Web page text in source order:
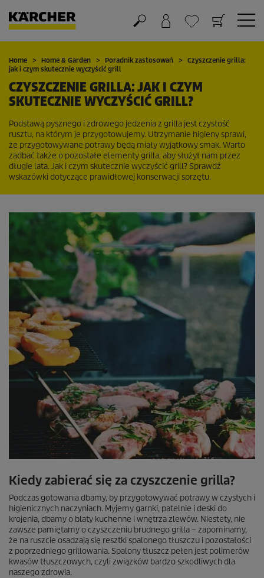
Koszyk
Lista życzeń
Home Home & Garden Poradnik zastosowań
Czyszczenie grilla:
jak i czym skutecznie wyczyścić grill
CZYSZCZENIE GRILLA: JAK I CZYM
SKUTECZNIE WYCZYŚCIĆ GRILL?
Podstawą pysznego i zdrowego jedzenia z grilla jest czystość
rusztu, na którym je przygotowujemy. Utrzymanie higieny sprawi,
że przygotowywane potrawy będą miały wyjątkowy smak. Warto
zadbać także o pozostałe elementy grilla, aby służył nam przez
długie lata. Jak i czym skutecznie wyczyścić grill? Sprawdź
wskazówki dotyczące prawidłowej konserwacji sprzętu.
Kiedy zabierać się za czyszczenie grilla?
Podczas gotowania dbamy, by przygotowywać potrawy w czystych i
higienicznych naczyniach. Myjemy garnki, patelnie i deski do
krojenia, dbamy o blaty kuchenne i wnętrza zlewów. Niestety, nie
zawsze pamiętamy o czyszczeniu brudnego grilla – zapominamy,
że na ruszcie osadzają się resztki spalonego tłuszczu i pozostałości
z poprzedniego grillowania. Spalony tłuszcz pełen jest polimerów
kwasów tłuszczowych, czyli związków bardzo szkodliwych dla
naszego zdrowia.